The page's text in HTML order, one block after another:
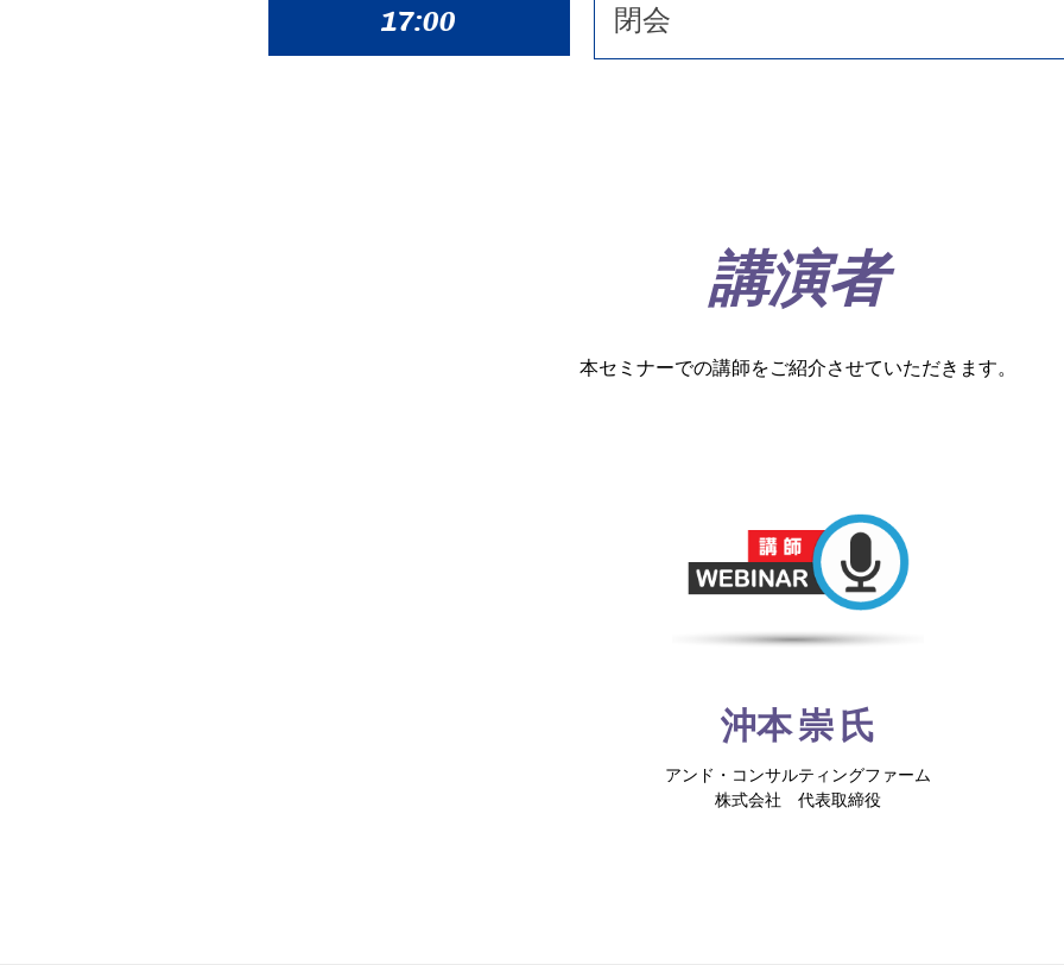
17:00 閉会
講演者
本セミナーでの講師をご紹介させていただきます。
沖本 崇 氏
アンド・コンサルティングファーム
株式会社 代表取締役